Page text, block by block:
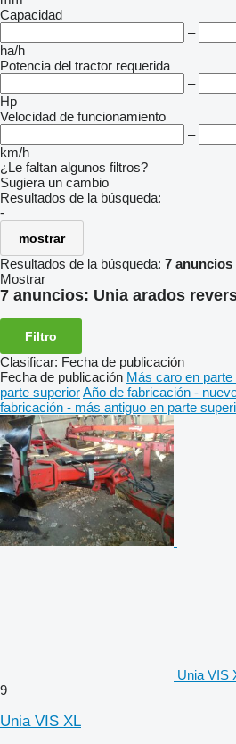
Capacidad
–
ha/h
Potencia del tractor requerida
–
Hp
Velocidad de funcionamiento
–
km/h
¿Le faltan algunos filtros?
Sugiera un cambio
Resultados de la búsqueda:
-
mostrar
Resultados de la búsqueda: 7 anuncios
Mostrar
7 anuncios: Unia arados
Filtro
Clasificar: Fecha de publicación
Fecha de publicación Más caro en parte
parte superiorAño de fabricación -
fabricación - más antiguo en parte
Unia VIS
9
Unia VIS XL